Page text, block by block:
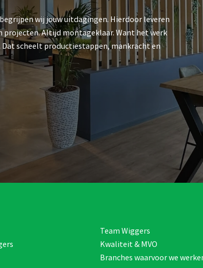
wij jouw uitdagingen. Hierdoor leveren
projecten. Altijd montageklaar. Want het werk
scheelt productiestappen, mankracht en
Team Wiggers
Kwaliteit & MVO
Branches waarvoor we